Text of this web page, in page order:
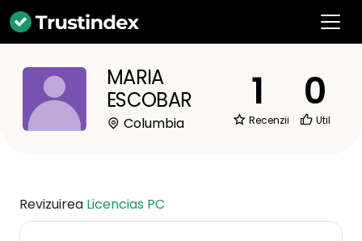
MARIA
ESCOBAR
Columbia
1
Recenzii
0
Util
Revizuirea Licencias PC